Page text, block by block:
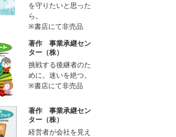
を守りたいと思った
ら。
※書店にて非売品
著作 事業承継セン
ター（株）
挑戦する後継者のた
めに。迷いを絶つ。
※書店にて非売品
著作 事業承継セン
ター（株）
経営者が会社を見え